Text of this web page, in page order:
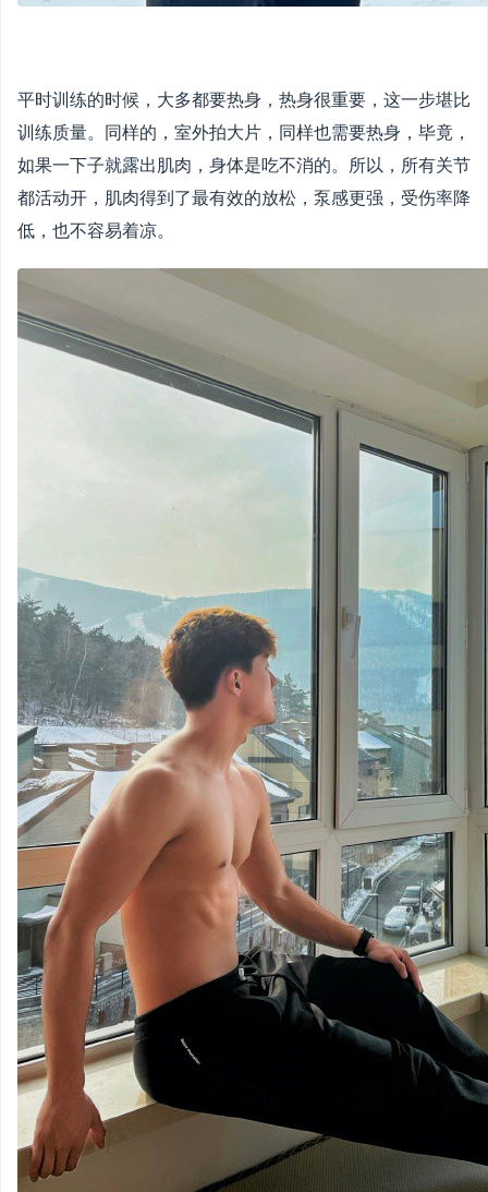
平时训练的时候，大多都要热身，热身很重要，这一步堪比
训练质量。同样的，室外拍大片，同样也需要热身，毕竟，
如果一下子就露出肌肉，身体是吃不消的。所以，所有关节
都活动开，肌肉得到了最有效的放松，泵感更强，受伤率降
低，也不容易着凉。